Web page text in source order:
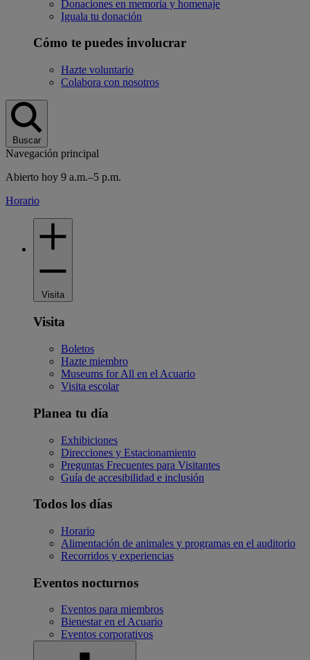
Donaciones en memoria y homenaje
Iguala tu donación
Cómo te puedes involucrar
Hazte voluntario
Colabora con nosotros
Buscar
Navegación principal
Abierto hoy 9 a.m.–5 p.m.
Horario
Visita
Visita
Boletos
Hazte miembro
Museums for All en el Acuario
Visita escolar
Planea tu día
Exhibiciones
Direcciones y Estacionamiento
Preguntas Frecuentes para Visitantes
Guía de accesibilidad e inclusión
Todos los días
Horario
Alimentación de animales y programas en el auditorio
Recorridos y experiencias
Eventos nocturnos
Eventos para miembros
Bienestar en el Acuario
Eventos corporativos